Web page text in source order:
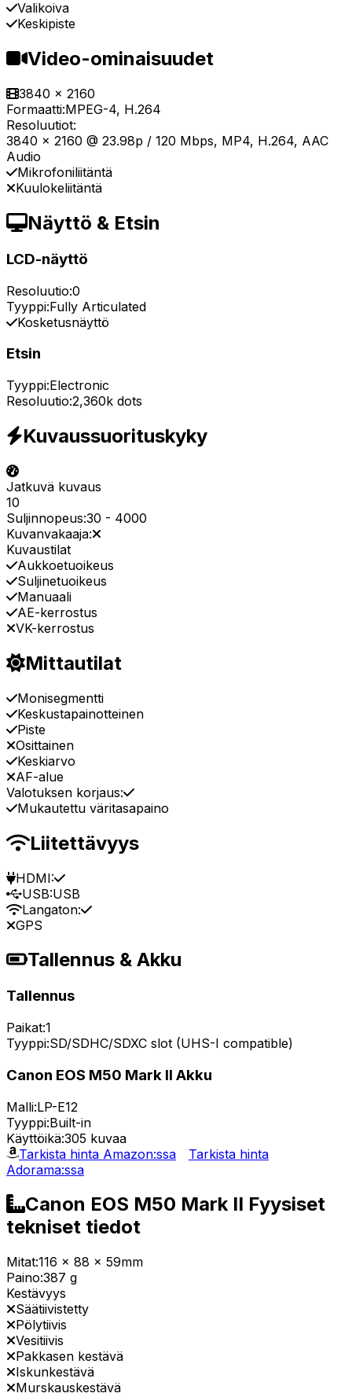
Valikoiva
Keskipiste
Video-ominaisuudet
3840 x 2160
Formaatti:MPEG-4, H.264
Resoluutiot:
3840 x 2160 @ 23.98p / 120 Mbps, MP4, H.264, AAC
Audio
Mikrofoniliitäntä
Kuulokeliitäntä
Näyttö & Etsin
LCD-näyttö
Resoluutio:0
Tyyppi:Fully Articulated
Kosketusnäyttö
Etsin
Tyyppi:Electronic
Resoluutio:2,360k dots
Kuvaussuorituskyky
Jatkuvä kuvaus
10
Suljinnopeus:30 - 4000
Kuvanvakaaja:
Kuvaustilat
Aukkoetuoikeus
Suljinetuoikeus
Manuaali
AE-kerrostus
VK-kerrostus
Mittautilat
Monisegmentti
Keskustapainotteinen
Piste
Osittainen
Keskiarvo
AF-alue
Valotuksen korjaus:
Mukautettu väritasapaino
Liitettävyys
HDMI:
USB:USB
Langaton:
GPS
Tallennus & Akku
Tallennus
Paikat:1
Tyyppi:SD/SDHC/SDXC slot (UHS-I compatible)
Canon EOS M50 Mark II Akku
Malli:LP-E12
Tyyppi:Built-in
Käyttöikä:305 kuvaa
Tarkista hinta Amazon:ssa
Tarkista hinta
Adorama:ssa
Canon EOS M50 Mark II Fyysiset
tekniset tiedot
Mitat:116 x 88 x 59mm
Paino:387 g
Kestävyys
Säätiivistetty
Pölytiivis
Vesitiivis
Pakkasen kestävä
Iskunkestävä
Murskauskestävä